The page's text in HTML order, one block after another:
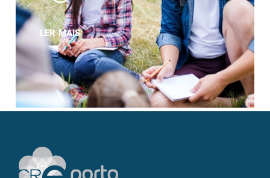
LER MAIS